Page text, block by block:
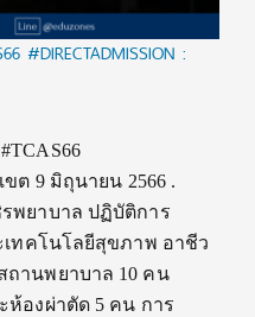
#DIRECTADMISSION :
ขต 9 มิถุนายน 2566 .
พยาบาล ปฏิบัติการ
ทคโนโลยีสุขภาพ อาชีว
านพยาบาล 10 คน
ห้องผ่าตัด 5 คน การ